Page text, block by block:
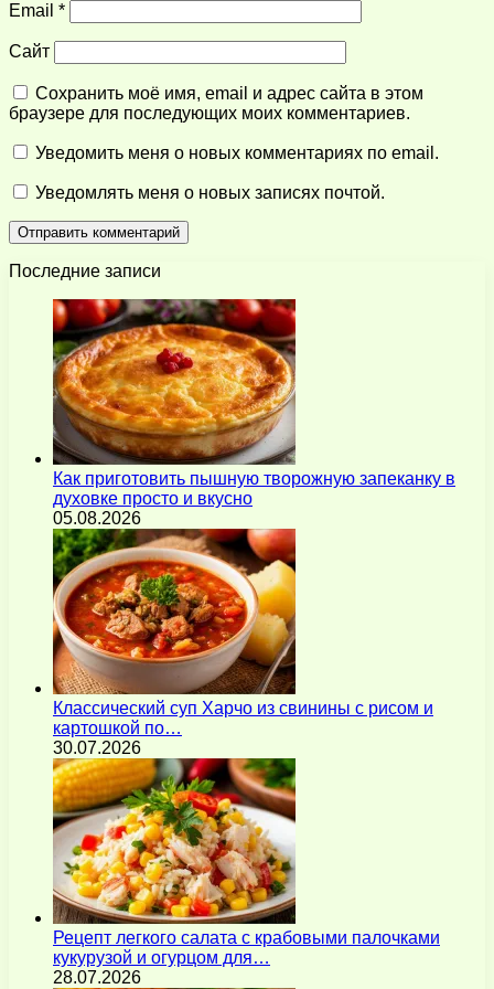
Email *
Сайт
Сохранить моё имя, email и адрес сайта в этом
браузере для последующих моих комментариев.
Уведомить меня о новых комментариях по email.
Уведомлять меня о новых записях почтой.
Последние записи
Как приготовить пышную творожную запеканку в
духовке просто и вкусно
05.08.2026
Классический суп Харчо из свинины с рисом и
картошкой по…
30.07.2026
Рецепт легкого салата с крабовыми палочками
кукурузой и огурцом для…
28.07.2026